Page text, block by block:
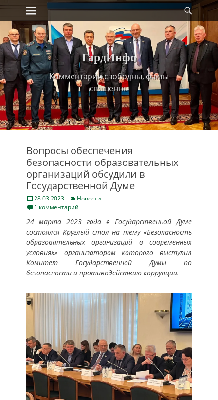
Skip
content
Primary Menu
ГардИнфо
Комментарии свободны, факты
священны
Вопросы обеспечения
безопасности образовательных
организаций обсудили в
Государственной Думе
Posted
on
28.03.2023 Categories
Новости
1 комментарий
24 марта 2023 года в Государственной Думе
состоялся Круглый стол на тему «Безопасность
образовательных организаций в современных
условиях» организатором которого выступил
Комитет Государственной Думы по
безопасности и противодействию коррупции.